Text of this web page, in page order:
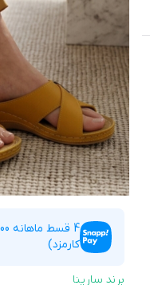
کارمزد)
برند سارینا